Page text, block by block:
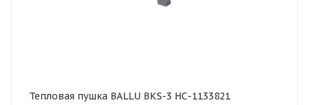
Тепловая пушка BALLU BKS-3 НС-1133821